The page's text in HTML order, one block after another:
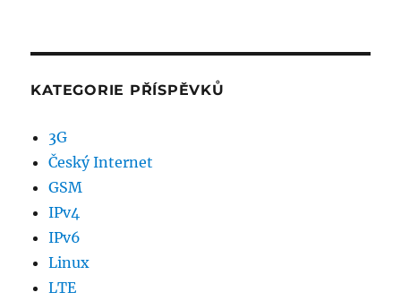
KATEGORIE PŘÍSPĚVKŮ
3G
Český Internet
GSM
IPv4
IPv6
Linux
LTE